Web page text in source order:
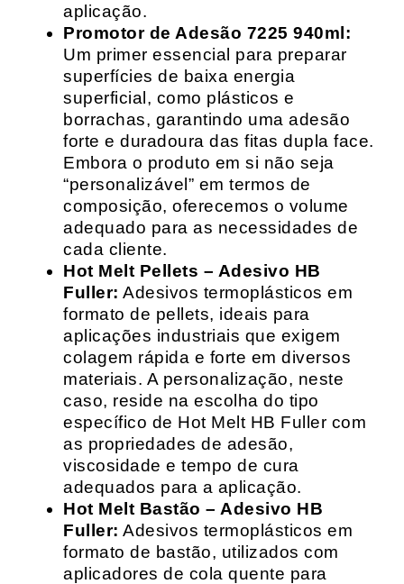
aplicação.
Promotor de Adesão 7225 940ml:
Um primer essencial para preparar
superfícies de baixa energia
superficial, como plásticos e
borrachas, garantindo uma adesão
forte e duradoura das fitas dupla face.
Embora o produto em si não seja
“personalizável” em termos de
composição, oferecemos o volume
adequado para as necessidades de
cada cliente.
Hot Melt Pellets – Adesivo HB
Fuller: Adesivos termoplásticos em
formato de pellets, ideais para
aplicações industriais que exigem
colagem rápida e forte em diversos
materiais. A personalização, neste
caso, reside na escolha do tipo
específico de Hot Melt HB Fuller com
as propriedades de adesão,
viscosidade e tempo de cura
adequados para a aplicação.
Hot Melt Bastão – Adesivo HB
Fuller: Adesivos termoplásticos em
formato de bastão, utilizados com
aplicadores de cola quente para